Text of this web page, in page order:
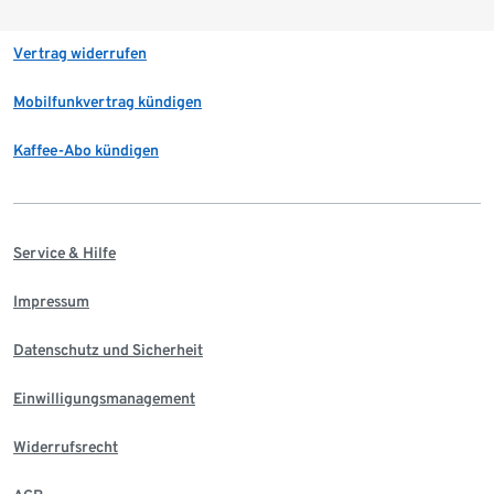
Vertrag widerrufen
Mobilfunkvertrag kündigen
Kaffee-Abo kündigen
Service & Hilfe
Impressum
Datenschutz und Sicherheit
Einwilligungsmanagement
Widerrufsrecht